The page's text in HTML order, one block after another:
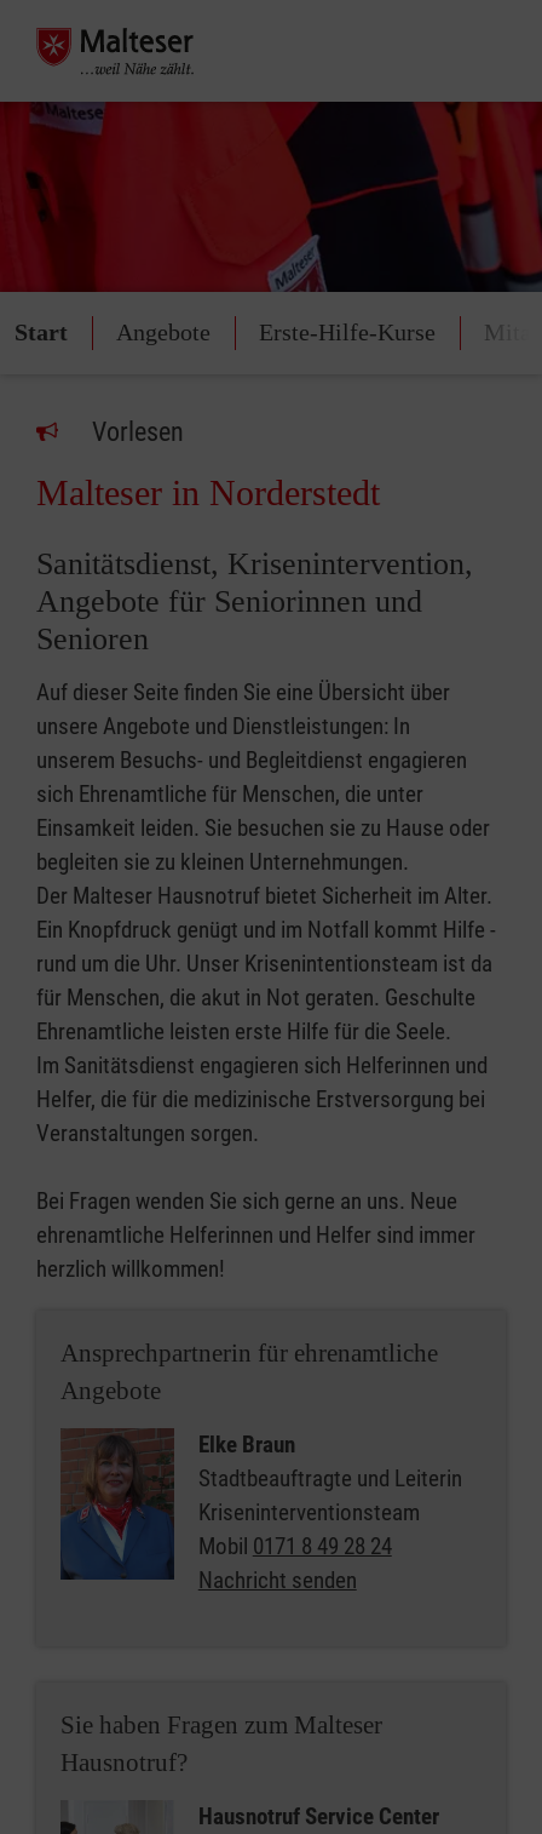
Start Angebote Erste-Hilfe-Kurse
Vorlesen
Malteser in Norderstedt
Sanitätsdienst, Krisenintervention,
Angebote für Seniorinnen und
Senioren
Auf dieser Seite finden Sie eine Übersicht über
unsere Angebote und Dienstleistungen: In
unserem Besuchs- und Begleitdienst engagieren
sich Ehrenamtliche für Menschen, die unter
Einsamkeit leiden. Sie besuchen sie zu Hause oder
begleiten sie zu kleinen Unternehmungen.
Der Malteser Hausnotruf bietet Sicherheit im Alter.
Ein Knopfdruck genügt und im Notfall kommt Hilfe -
rund um die Uhr. Unser Krisenintentionsteam ist da
für Menschen, die akut in Not geraten. Geschulte
Ehrenamtliche leisten erste Hilfe für die Seele.
Im Sanitätsdienst engagieren sich Helferinnen und
Helfer, die für die medizinische Erstversorgung bei
Veranstaltungen sorgen.
Bei Fragen wenden Sie sich gerne an uns. Neue
ehrenamtliche Helferinnen und Helfer sind immer
herzlich willkommen!
Ansprechpartnerin für ehrenamtliche
Angebote
Elke Braun
Stadtbeauftragte und Leiterin
Kriseninterventionsteam
Mobil 0171 8 49 28 24
Nachricht senden
Sie haben Fragen zum Malteser
Hausnotruf?
Hausnotruf Service Center